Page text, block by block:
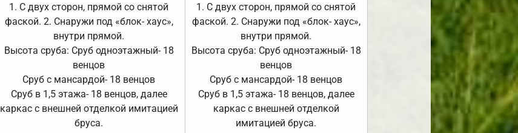
1. С двух сторон, прямой со снятой
фаской. 2. Снаружи под «блок- хаус»,
внутри прямой.
Высота сруба: Сруб одноэтажный- 18
венцов
Сруб с мансардой- 18 венцов
Сруб в 1,5 этажа- 18 венцов, далее
каркас с внешней отделкой имитацией
бруса.
1. С двух сторон, прямой со снятой
фаской. 2. Снаружи под «блок- хаус»,
внутри прямой.
Высота сруба: Сруб одноэтажный- 18
венцов
Сруб с мансардой- 18 венцов
Сруб в 1,5 этажа- 18 венцов, далее
каркас с внешней отделкой
имитацией бруса.